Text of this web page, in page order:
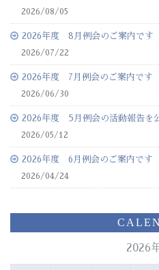
2026/08/05
2026年度 8月例会のご案内です
2026/07/22
2026年度 7月例会のご案内です
2026/06/30
2026年度 5月例会の活動報告を
2026/05/12
2026年度 6月例会のご案内です
2026/04/24
2026